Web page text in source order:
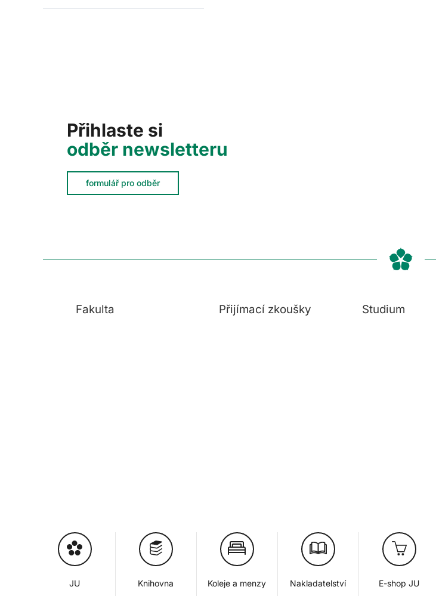
Přihlaste si
odběr newsletteru
formulář pro odběr
Fakulta Přijímací zkoušky Studium
JU Knihovna Koleje a menzy Nakladatelství E-shop JU